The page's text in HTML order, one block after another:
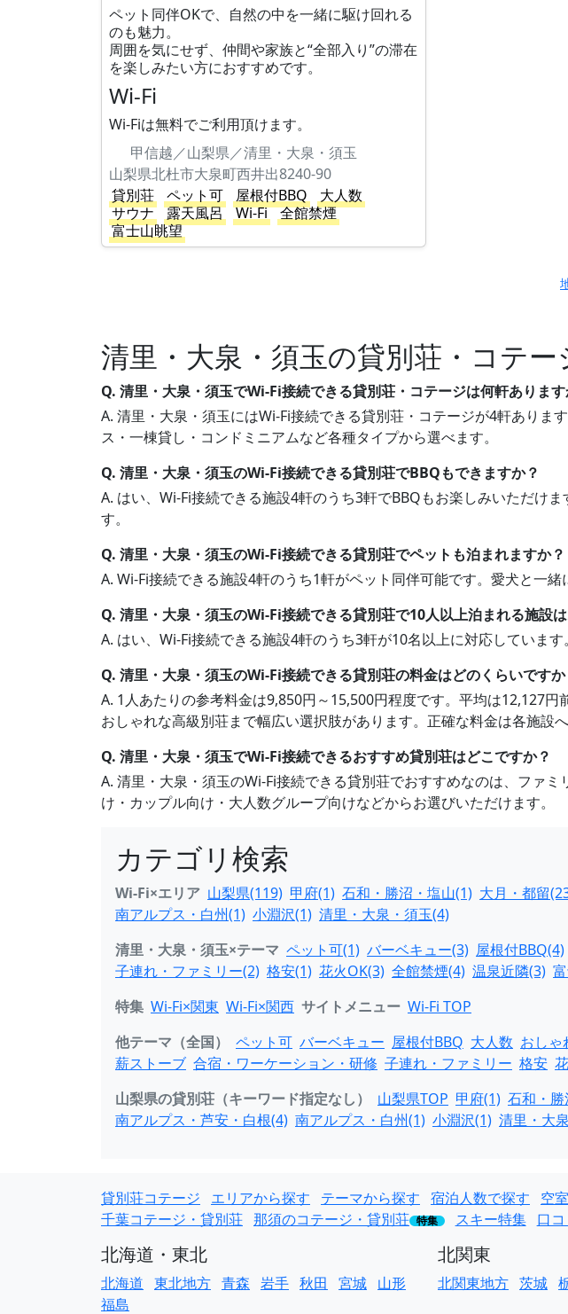
ペット同伴OKで、自然の中を一緒に駆け回れる
のも魅力。
周囲を気にせず、仲間や家族と“全部入り”の滞在
を楽しみたい方におすすめです。
Wi-Fi
Wi-Fiは無料でご利用頂けます。
甲信越／山梨県／清里・大泉・須玉
山梨県北杜市大泉町西井出8240-90
貸別荘
ペット可 屋根付BBQ
大人数
サウナ
露天風呂 Wi-Fi
全館禁煙
富士山眺望
清里・大泉・須玉の貸別荘・コテ
Q. 清里・大泉・須玉でWi-Fi接続できる貸別荘・コテージは何軒あります
A. 清里・大泉・須玉にはWi-Fi接続できる貸別荘・コテージが4軒あり
ス・一棟貸し・コンドミニアムなど各種タイプから選べます。
Q. 清里・大泉・須玉のWi-Fi接続できる貸別荘でBBQもできますか？
A. はい、Wi-Fi接続できる施設4軒のうち3軒でBBQもお楽しみいただけ
す。
Q. 清里・大泉・須玉のWi-Fi接続できる貸別荘でペットも泊まれますか？
A. Wi-Fi接続できる施設4軒のうち1軒がペット同伴可能です。愛犬と一緒
Q. 清里・大泉・須玉のWi-Fi接続できる貸別荘で10人以上泊まれる施設
A. はい、Wi-Fi接続できる施設4軒のうち3軒が10名以上に対応していま
Q. 清里・大泉・須玉のWi-Fi接続できる貸別荘の料金はどのくらいですか
A. 1人あたりの参考料金は9,850円～15,500円程度です。平均は12,127
おしゃれな高級別荘まで幅広い選択肢があります。正確な料金は各施設
Q. 清里・大泉・須玉でWi-Fi接続できるおすすめ貸別荘はどこですか？
A. 清里・大泉・須玉のWi-Fi接続できる貸別荘でおすすめなのは、ファ
け・カップル向け・大人数グループ向けなどからお選びいただけます。
カテゴリ検索
Wi-Fi×エリア 山梨県(119) 甲府(1) 石和・勝沼・塩山(1) 大月・都留
南アルプス・白州(1) 小淵沢(1) 清里・大泉・須玉(4)
清里・大泉・須玉×テーマ ペット可(1) バーベキュー(3) 屋根付BBQ(4)
子連れ・ファミリー(2) 格安(1) 花火OK(3) 全館禁煙(4) 温泉近隣(3)
特集 Wi-Fi×関東 Wi-Fi×関西 サイトメニュー Wi-Fi TOP
他テーマ（全国）
ペット可 バーベキュー 屋根付BBQ 大人数 おしゃ
薪ストーブ 合宿・ワーケーション・研修 子連れ・ファミリー 格安
山梨県の貸別荘（キーワード指定なし）
山梨県TOP 甲府(1) 石和・
南アルプス・芦安・白根(4) 南アルプス・白州(1) 小淵沢(1) 清里・大
貸別荘コテージ エリアから探す テーマから探す 宿泊人数で探す 空
千葉コテージ・貸別荘 那須のコテージ・貸別荘 特集 スキー特集 口
北海道・東北
北海道 東北地方 青森 岩手 秋田 宮城 山形
福島
北関東
北関東地方 茨城